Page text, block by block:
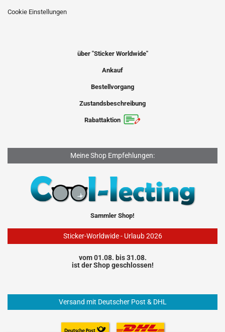
Cookie Einstellungen
über "Sticker Worldwide"
Ankauf
Bestellvorgang
Zustandsbeschreibung
Rabattaktion
Meine Shop Empfehlungen:
Sammler Shop!
Sticker-Worldwide - Urlaub 2026
vom 01.08. bis 31.08.
ist der Shop geschlossen!
Versand mit Deutscher Post & DHL